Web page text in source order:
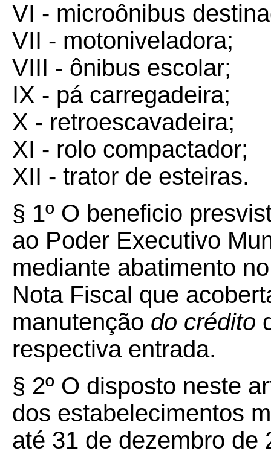
VI - microônibus
VII - motoniveladora;
VIII - ônibus escolar;
IX - pá carregadeira;
X - retroescavadeira;
XI - rolo compactador;
XII - trator de esteiras.
§ 1º O beneficio
ao Poder Executivo
mediante abatimento
Nota Fiscal que
manutenção do crédito
respectiva entrada.
§ 2º O disposto neste
dos estabelecimentos
até 31 de dezembro de